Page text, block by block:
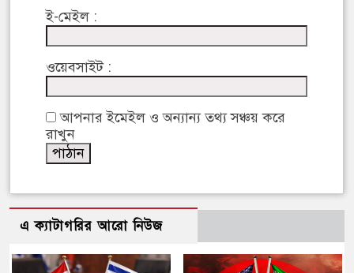
ই-মেইল :
ওয়েবসাইট :
আপনার ইমেইল ও অন্যান্য তথ্য সঞ্চয় করে
রাখুন
এ ক্যাটাগরির আরো নিউজ